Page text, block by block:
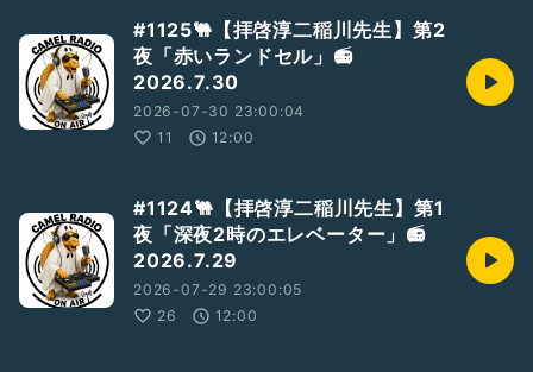
#1125🐫【拝啓淳二稲川先生】第2
夜「赤いランドセル」📻
2026.7.30
2026-07-30 23:00:04
11
12:00
#1124🐫【拝啓淳二稲川先生】第1
夜「深夜2時のエレベーター」📻
2026.7.29
2026-07-29 23:00:05
26
12:00